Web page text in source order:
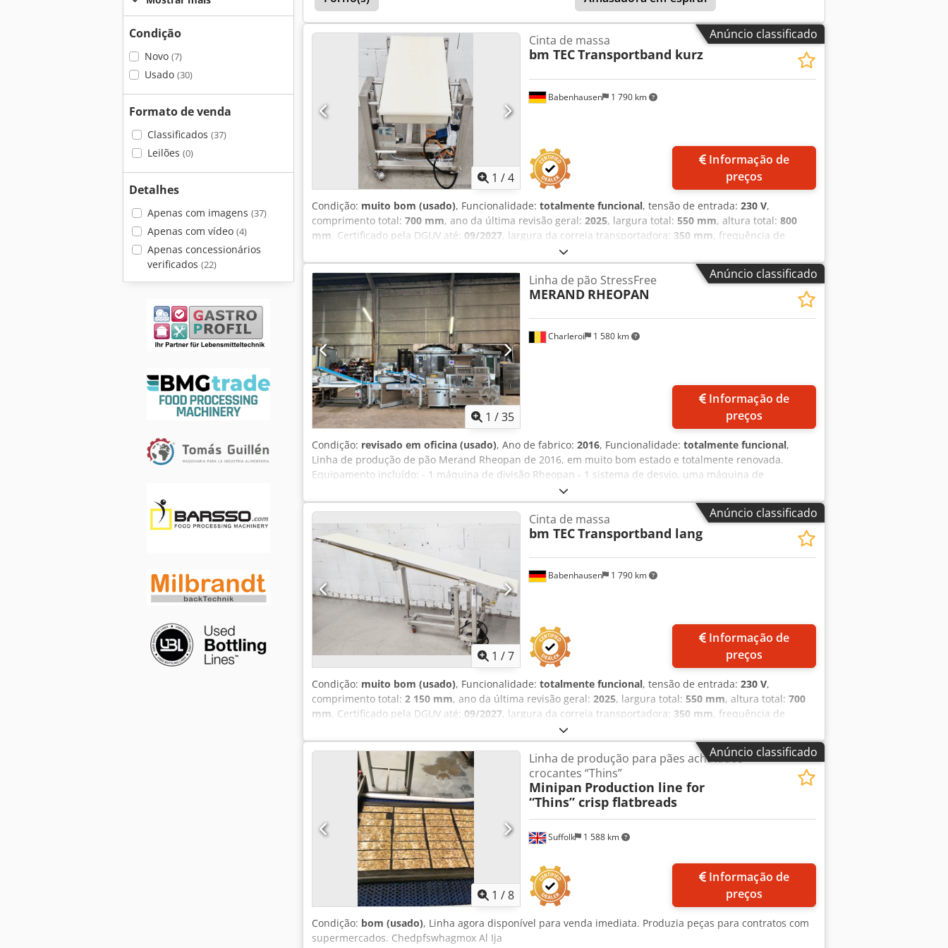
Condição
Novo (7)
Usado (30)
Formato de venda
Classificados (37)
Leilões (0)
Detalhes
Apenas com imagens (37)
Apenas com vídeo (4)
Apenas concessionários
verificados (22)
Anúncio classificado
1 /4
Babenhausen 1 790 km
Cinta de massa
bm TECTransportband kurz
preços
Condição: muito bom (usado), Funcionalidade: totalmente funcional, tensão de entrada: 230 V,
comprimento total: 700 mm, ano da última revisão geral: 2025, largura total: 550 mm, altura total: 800
mm, Certificado pela DGUV até: 09/2027, largura da correia transportadora: 350 mm, frequência de
, bm TEC transportador de massa, curto Largura da correia: 350 mm
Velocidade da correia ajustável continuamente Execução em aço inoxidável Apenas connosco: inspeção
DGUV V3 efetuada Dimensões aprox.: 700 x 550 x 800 mm (LxPxA) Ligação: 230 V Equipamento usado,
limpo e testado pela SAB Cjdpfx Aey Ik Afol Isha Dispomos de mais máquinas para padaria em stock!
Anúncio classificado
1 /35
Charleroi 1 580 km
Linha de pão StressFree
MERAND RHEOPAN
preços
Condição: revisado em oficina (usado), Ano de fabrico: 2016, Funcionalidade: totalmente funcional,
Linha de produção de pão Merand Rheopan de 2016, em muito bom estado e totalmente renovada.
Equipamento incluído: - 1 máquina de divisão Rheopan - 1 sistema de desvio, uma máquina de
boleamento - 1 transportador de saída com altura ajustável Cedpfx Aloznnruo Ijha Intervalo de peso: - 1
linha: de 150 g a 2000 g - 2 linhas: de 75 g a 1000 g
Anúncio classificado
1 /7
Babenhausen 1 790 km
Cinta de massa
bm TECTransportband lang
preços
Condição: muito bom (usado), Funcionalidade: totalmente funcional, tensão de entrada: 230 V,
comprimento total: 2 150 mm, ano da última revisão geral: 2025, largura total: 550 mm, altura total: 700
mm, Certificado pela DGUV até: 09/2027, largura da correia transportadora: 350 mm, frequência de
, bm TEC Transportadora de massa longa Csdpfxey Ik Ars Al Ijha
Largura da correia 350 mm Velocidade da correia ajustável continuamente Construção em aço inoxidável
Com inspeção DGUV V3 Dimensões aprox.: 2150 x 550 x 700 mm, LxPxA Ligação 230 V Equipamento usado,
limpo e inspecionado pela SAB Visite a nossa grande exposição!
Anúncio classificado
1 /8
Suffolk 1 588 km
Linha de produção para pães achatados
crocantes “Thins”
Minipan Production line for
“Thins” crisp flatbreads
preços
Condição: bom (usado), Linha agora disponível para venda imediata. Produzia peças para contratos com
supermercados. Chedpfswhagmox Al Ija